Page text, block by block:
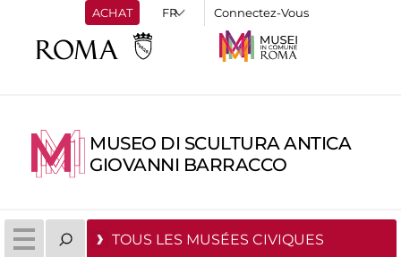
ACHAT Connectez-Vous
MUSEO DI SCULTURA ANTICA
GIOVANNI BARRACCO
TOUS LES MUSÉES CIVIQUES